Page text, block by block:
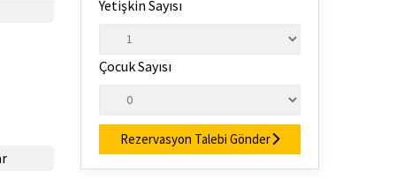
Yetişkin Sayısı
Çocuk Sayısı
Rezervasyon Talebi Gönder